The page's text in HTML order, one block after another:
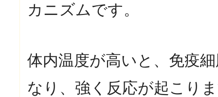
カニズムです。
体内温度が高いと、免疫
なり、強く反応が起こり